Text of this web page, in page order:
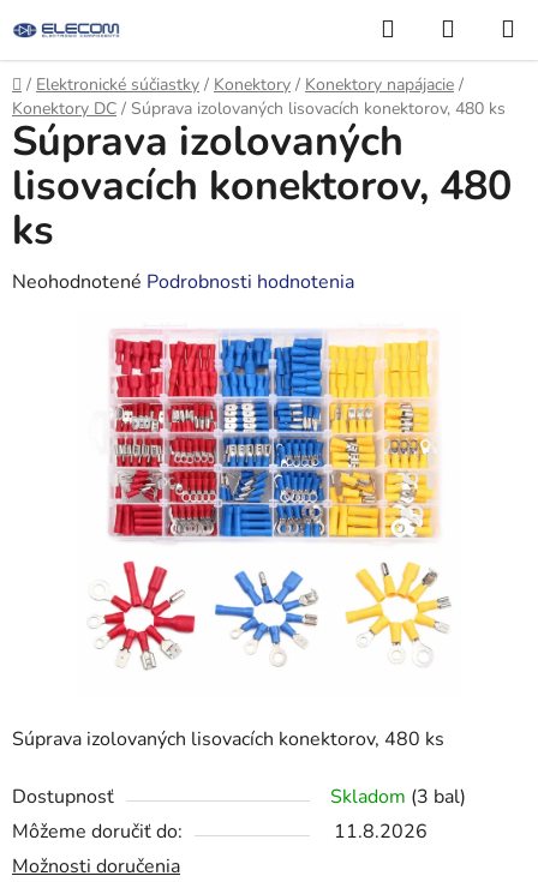
na
obsah
Hľadať
KOŠÍK
Domov
/ Elektronické súčiastky / Konektory / Konektory napájacie /
Konektory DC / Súprava izolovaných lisovacích konektorov, 480 ks
Súprava izolovaných lisovacích konektorov, 480 ks
Dostupnosť Skladom (3 bal)
Môžeme doručiť do:
11.8.2026
Možnosti doručenia
Súprava izolovaných
lisovacích konektorov, 480
ks
Priemerné
Neohodnotené Podrobnosti hodnotenia